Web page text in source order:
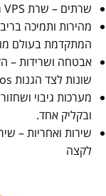
שרתים – שרת VPS מתקדם עם מערכות גיבוי יומית
המתקדמת בעולם
שונות לצד הגנות ddos
מערכות גיבוי
ובקליק אחד.
שירות ואחריות –
לקצה